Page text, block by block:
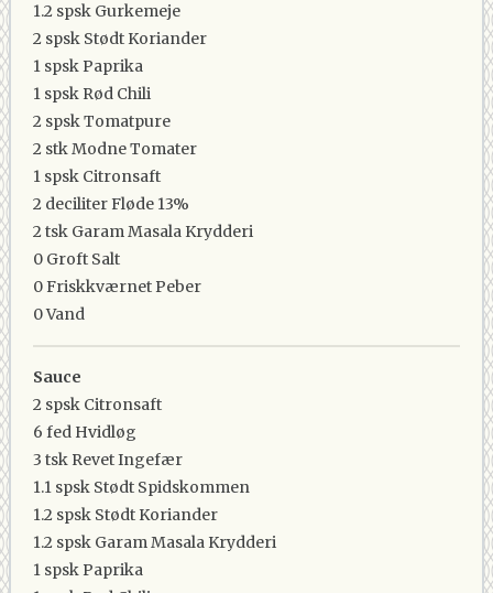
1.2 spsk Gurkemeje
2 spsk Stødt Koriander
1 spskPaprika
1 spsk Rød Chili
2 spskTomatpure
2 stkModne Tomater
1 spsk Citronsaft
2 deciliterFløde 13%
2 tsk Garam Masala Krydderi
0 Groft Salt
0Friskkværnet Peber
0Vand
Sauce
2 spsk Citronsaft
6 fed Hvidløg
3 tsk Revet Ingefær
1.1 spsk Stødt Spidskommen
1.2 spsk Stødt Koriander
1.2 spsk Garam Masala Krydderi
1 spskPaprika